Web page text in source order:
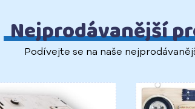
Nejprodávanější
Podívejte se na naše
Do košíku